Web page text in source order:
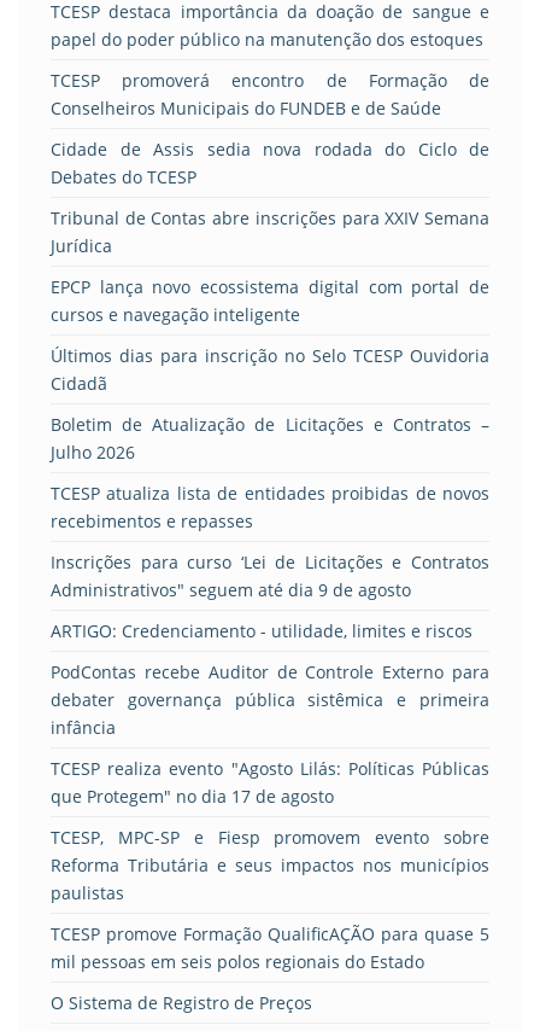
TCESP destaca importância da doação de sangue e
papel do poder público na manutenção dos estoques
TCESP promoverá encontro de Formação de
Conselheiros Municipais do FUNDEB e de Saúde
Cidade de Assis sedia nova rodada do Ciclo de
Debates do TCESP
Tribunal de Contas abre inscrições para XXIV Semana
Jurídica
EPCP lança novo ecossistema digital com portal de
cursos e navegação inteligente
Últimos dias para inscrição no Selo TCESP Ouvidoria
Cidadã
Boletim de Atualização de Licitações e Contratos –
Julho 2026
TCESP atualiza lista de entidades proibidas de novos
recebimentos e repasses
Inscrições para curso ‘Lei de Licitações e Contratos
Administrativos" seguem até dia 9 de agosto
ARTIGO: Credenciamento - utilidade, limites e riscos
PodContas recebe Auditor de Controle Externo para
debater governança pública sistêmica e primeira
infância
TCESP realiza evento "Agosto Lilás: Políticas Públicas
que Protegem" no dia 17 de agosto
TCESP, MPC-SP e Fiesp promovem evento sobre
Reforma Tributária e seus impactos nos municípios
paulistas
TCESP promove Formação QualificAÇÃO para quase 5
mil pessoas em seis polos regionais do Estado
O Sistema de Registro de Preços